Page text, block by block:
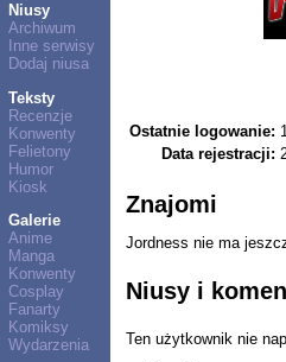
Niusy
Archiwum
Inne serwisy
Dodaj niusa
Teksty
Recenzje
Konwenty
Felietony
Humor
Kiosk
Galerie
Anime
Manga
Konwenty
Cosplay
Fanarty
Komiksy
Wydarzenia
Ostatnie logowanie:
Data rejestracji:
Znajomi
Jordness nie ma
Niusy i
Ten użytkownik nie